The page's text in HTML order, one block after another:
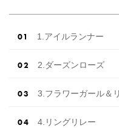
1.アイルランナー
2.ダーズンローズ
3.フラワーガール＆
4.リングリレー